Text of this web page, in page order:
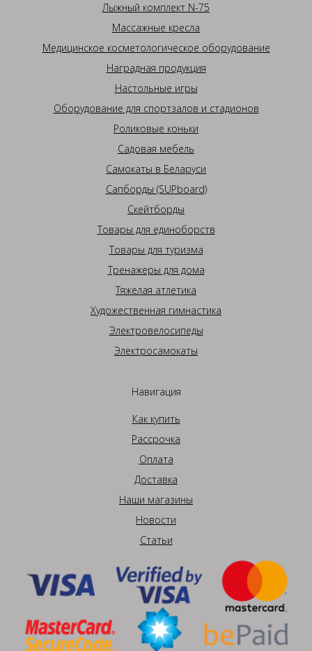
Лыжный комплект N-75
Массажные кресла
Медицинское косметологическое оборудование
Наградная продукция
Настольные игры
Оборудование для спортзалов и стадионов
Роликовые коньки
Садовая мебель
Самокаты в Беларуси
Сапборды (SUPboard)
Скейтборды
Товары для единоборств
Товары для туризма
Тренажеры для дома
Тяжелая атлетика
Художественная гимнастика
Электровелосипеды
Электросамокаты
Навигация
Как купить
Рассрочка
Оплата
Доставка
Наши магазины
Новости
Статьи